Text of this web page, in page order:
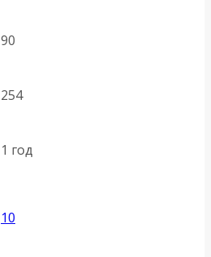
90
254
1 год
10